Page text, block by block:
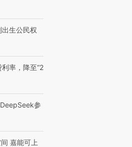
生公民权
率，降至“2
参
嘉能可上